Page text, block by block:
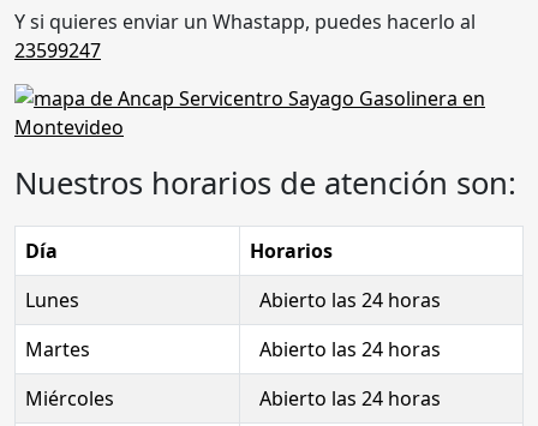
Y si quieres enviar un Whastapp, puedes hacerlo al
23599247
Nuestros horarios de atención son:
Día
Horarios
Lunes
Abierto las 24 horas
Martes
Abierto las 24 horas
Miércoles
Abierto las 24 horas